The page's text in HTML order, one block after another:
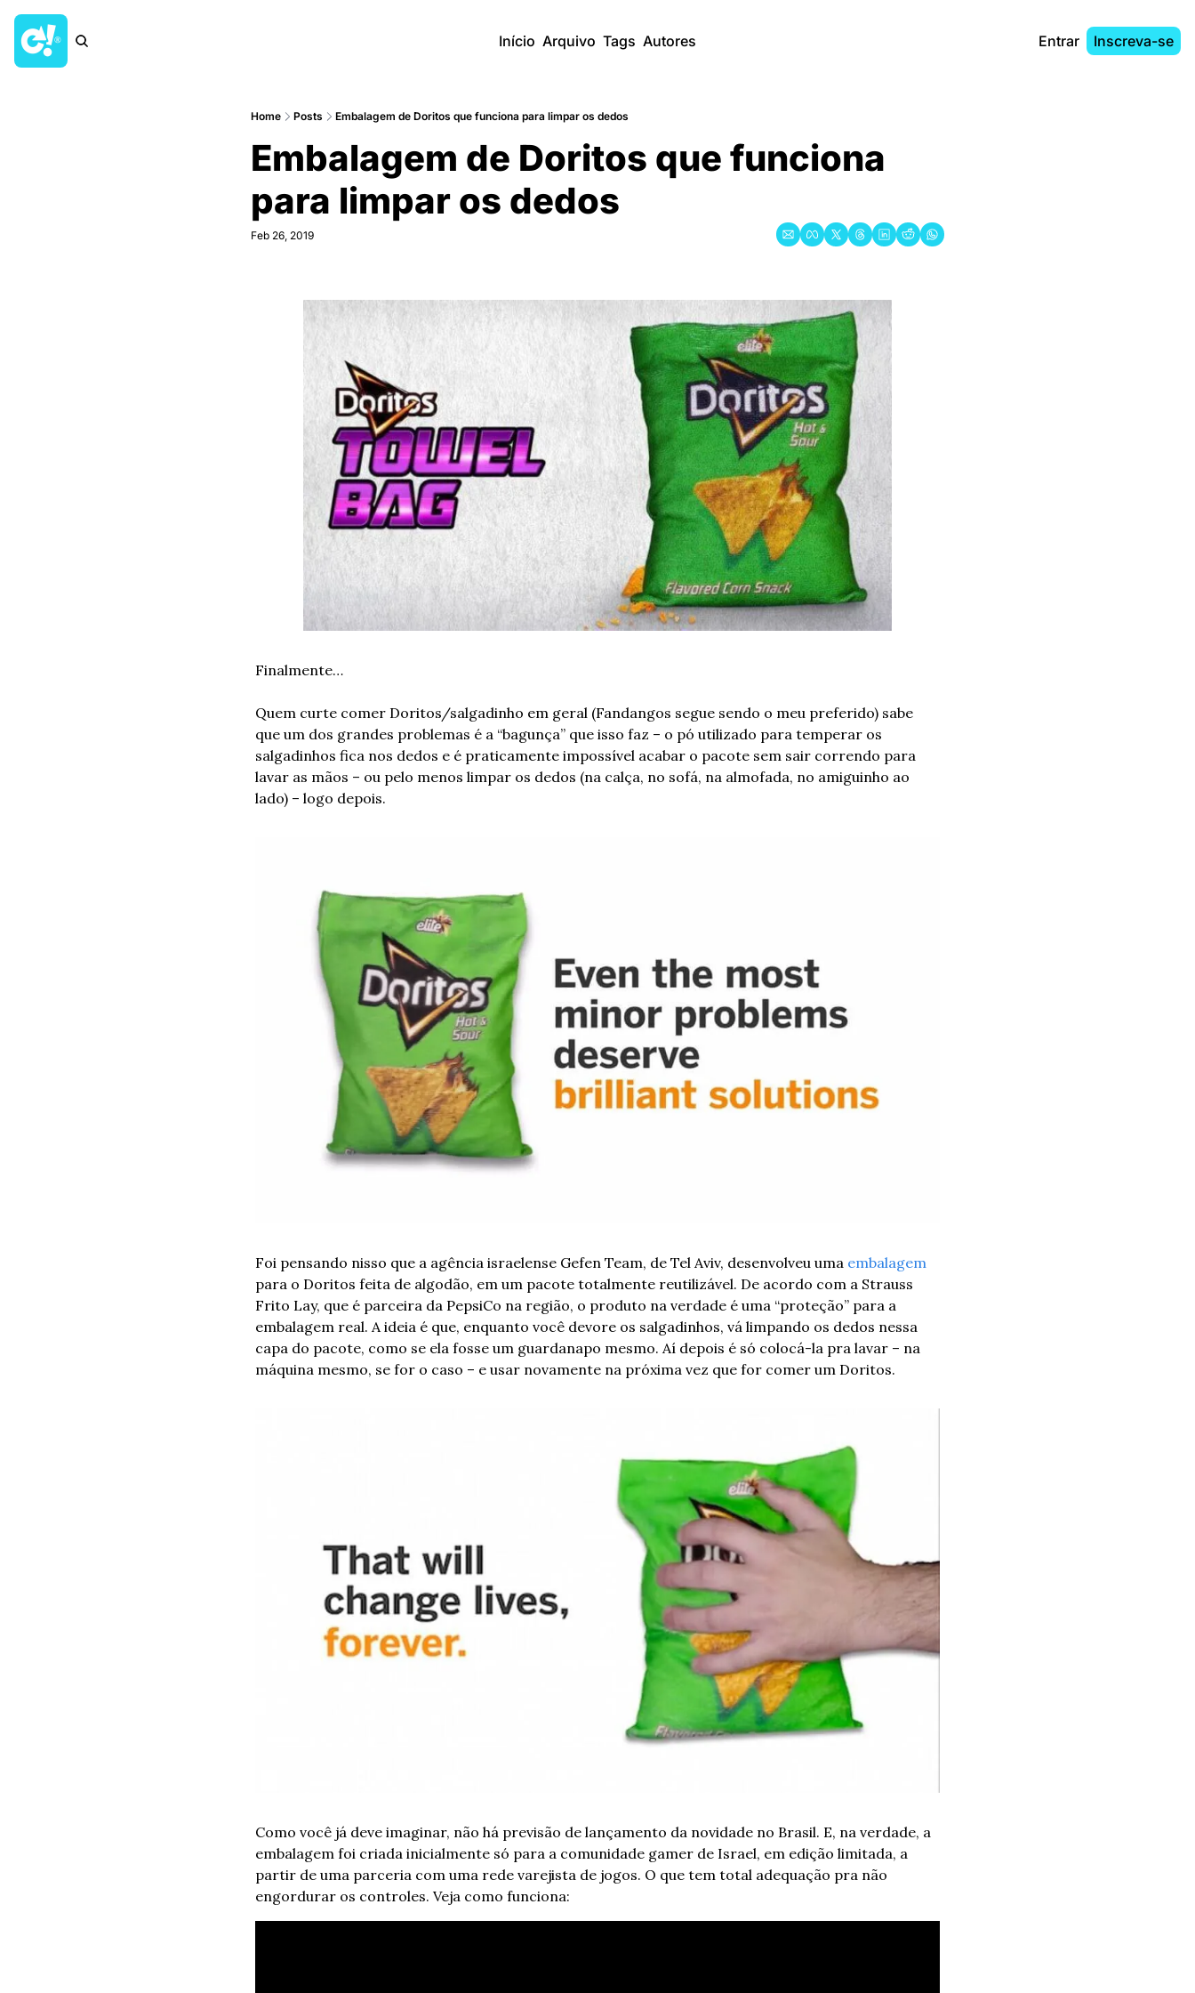
Início Arquivo Tags Autores Entrar Inscreva-se
Home Posts Embalagem de Doritos que funciona para limpar os dedos
Embalagem de Doritos que funciona
para limpar os dedos
Feb 26, 2019
Finalmente…
Quem curte comer Doritos/salgadinho em geral (Fandangos segue sendo o meu preferido) sabe
que um dos grandes problemas é a “bagunça” que isso faz – o pó utilizado para temperar os
salgadinhos fica nos dedos e é praticamente impossível acabar o pacote sem sair correndo para
lavar as mãos – ou pelo menos limpar os dedos (na calça, no sofá, na almofada, no amiguinho ao
lado) – logo depois.
Foi pensando nisso que a agência israelense Gefen Team, de Tel Aviv, desenvolveu uma embalagem
para o Doritos feita de algodão, em um pacote totalmente reutilizável. De acordo com a Strauss
Frito Lay, que é parceira da PepsiCo na região, o produto na verdade é uma “proteção” para a
embalagem real. A ideia é que, enquanto você devore os salgadinhos, vá limpando os dedos nessa
capa do pacote, como se ela fosse um guardanapo mesmo. Aí depois é só colocá-la pra lavar – na
máquina mesmo, se for o caso – e usar novamente na próxima vez que for comer um Doritos.
Como você já deve imaginar, não há previsão de lançamento da novidade no Brasil. E, na verdade, a
embalagem foi criada inicialmente só para a comunidade gamer de Israel, em edição limitada, a
partir de uma parceria com uma rede varejista de jogos. O que tem total adequação pra não
engordurar os controles. Veja como funciona: